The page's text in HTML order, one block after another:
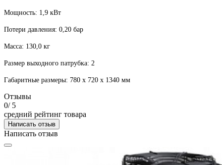
Мощность: 1,9 кВт
Потери давления: 0,20 бар
Масса: 130,0 кг
Размер выходного патрубка: 2
Габаритные размеры: 780 x 720 x 1340 мм
Отзывы
0/ 5
средний рейтинг товара
Написать отзыв
Написать отзыв